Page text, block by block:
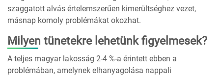
szaggatott alvás értelemszerűen kimerültséghez vezet,
másnap komoly problémákat okozhat.
Milyen tünetekre lehetünk figyelmesek?
A teljes magyar lakosság 2-4 %-a érintett ebben a
problémában, amelynek elhanyagolása nappali